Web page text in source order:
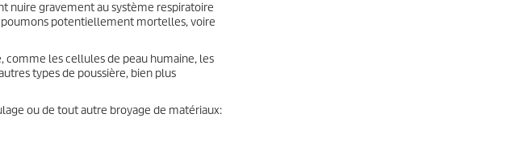
nuire gravement au système respiratoire
poumons potentiellement mortelles, voire
comme les cellules de peau humaine, les
types de poussière, bien plus
ou de tout autre broyage de matériaux: